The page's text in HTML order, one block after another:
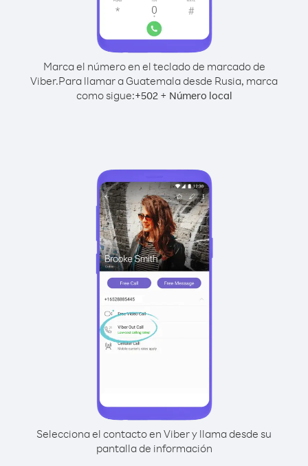
Marca el número en el teclado de marcado de
Viber.Para llamar a Guatemala desde Rusia, marca
como sigue:+502+ Número local
Selecciona el contacto en Viber y llama desde su
pantalla de información